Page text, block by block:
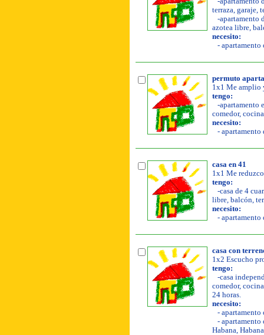
terraza, garaje,
-apartamento
azotea libre,
necesito:
- apartamento
permuto
1x1 Me amplio
tengo:
-apartamento
comedor,
necesito:
- apartamento
casa en 41
1x1 Me
tengo:
-casa de 4
libre, balcón,
necesito:
- apartamento
casa con
1x2 Escucho
tengo:
-casa
comedor,
24 horas.
necesito:
- apartamento
- apartamento
Habana,